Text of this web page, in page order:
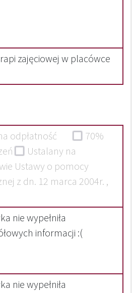
zajęciowej w placówce
odpłatność
70%
Ustalany na
Ustawy o pomocy
z dn. 12 marca 2004r. ,
nie wypełniła
informacji :(
nie wypełniła